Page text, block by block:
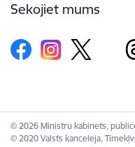
Sekojiet mums
© 2026 Ministru kabinets,
© 2020 Valsts kanceleja,